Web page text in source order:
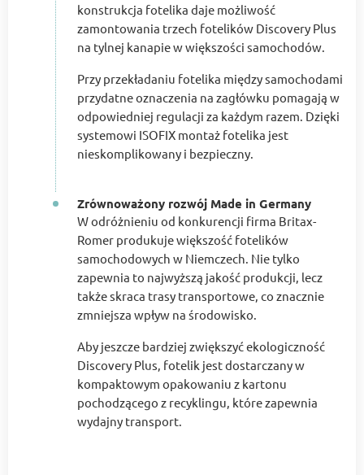
konstrukcja fotelika daje możliwość
zamontowania trzech fotelików Discovery Plus
na tylnej kanapie w większości samochodów.
Przy przekładaniu fotelika między samochodami
przydatne oznaczenia na zagłówku pomagają w
odpowiedniej regulacji za każdym razem. Dzięki
systemowi ISOFIX montaż fotelika jest
nieskomplikowany i bezpieczny.
Zrównoważony rozwój Made in Germany
W odróżnieniu od konkurencji firma Britax-
Romer produkuje większość fotelików
samochodowych w Niemczech. Nie tylko
zapewnia to najwyższą jakość produkcji, lecz
także skraca trasy transportowe, co znacznie
zmniejsza wpływ na środowisko.
Aby jeszcze bardziej zwiększyć ekologiczność
Discovery Plus, fotelik jest dostarczany w
kompaktowym opakowaniu z kartonu
pochodzącego z recyklingu, które zapewnia
wydajny transport.